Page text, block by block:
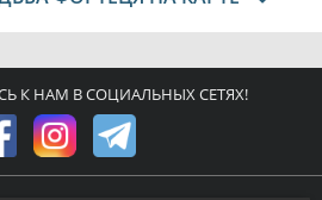
К НАМ В СОЦИАЛЬНЫХ СЕТЯХ!